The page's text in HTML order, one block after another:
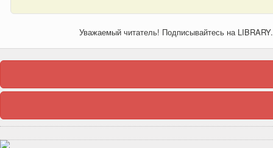
Уважаемый читатель! Подписывайтесь на